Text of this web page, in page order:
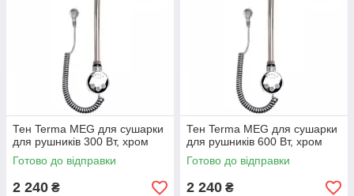
Тен Terma MEG для сушарки
для рушників 300 Вт, хром
Готово до відправки
2 240 ₴
Тен Terma MEG для сушарки
для рушників 600 Вт, хром
Готово до відправки
2 240 ₴